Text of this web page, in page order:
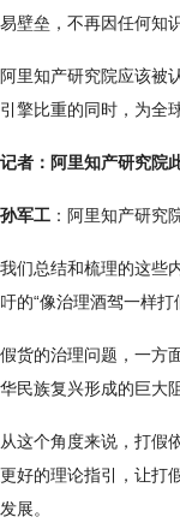
易壁垒，不再因任何知
阿里知产研究院应该被
引擎比重的同时，为全
记者：阿里知产研究院
孙军工 ：阿里知产研究
我们总结和梳理的这些
吁的“像治理酒驾一样
假货的治理问题，一方
华民族复兴形成的巨大
从这个角度来说，打假
更好的理论指引，让打
发展。